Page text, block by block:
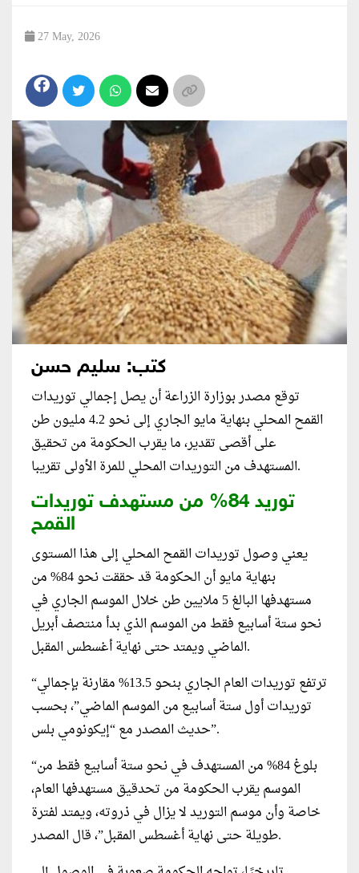
27 May, 2026
كتب: سليم حسن
توقع مصدر بوزارة الزراعة أن يصل إجمالي توريدات
القمح المحلي بنهاية مايو الجاري إلى نحو 4.2 مليون طن
على أقصى تقدير، ما يقرب الحكومة من تحقيق
المستهدف من التوريدات المحلي للمرة الأولى تقريبا.
توريد 84% من مستهدف توريدات
القمح
يعني وصول توريدات القمح المحلي إلى هذا المستوى
بنهاية مايو أن الحكومة قد حققت نحو 84% من
مستهدفها البالغ 5 ملايين طن خلال الموسم الجاري في
نحو ستة أسابيع فقط من الموسم الذي بدأ منتصف أبريل
الماضي ويمتد حتى نهاية أغسطس المقبل.
“ترتفع توريدات العام الجاري بنحو 13.5% مقارنة بإجمالي
توريدات أول ستة أسابيع من الموسم الماضي”، بحسب
حديث المصدر مع “إيكونومي بلس”.
“بلوغ 84% من المستهدف في نحو ستة أسابيع فقط من
الموسم يقرب الحكومة من تحدقيق مستهدفها العام،
خاصة وأن موسم التوريد لا يزال في ذروته، ويمتد لفترة
طويلة حتى نهاية أغسطس المقبل”، قال المصدر.